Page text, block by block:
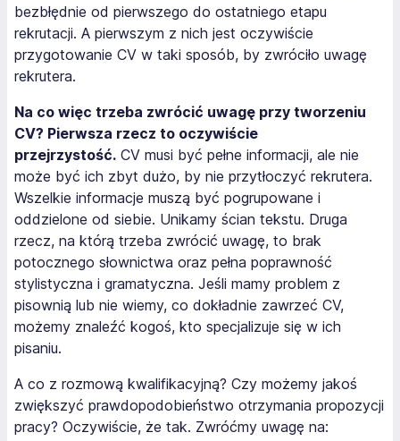
bezbłędnie od pierwszego do ostatniego etapu
rekrutacji. A pierwszym z nich jest oczywiście
przygotowanie CV w taki sposób, by zwróciło uwagę
rekrutera.
Na co więc trzeba zwrócić uwagę przy tworzeniu
CV? Pierwsza rzecz to oczywiście
przejrzystość. CV musi być pełne informacji, ale nie
może być ich zbyt dużo, by nie przytłoczyć rekrutera.
Wszelkie informacje muszą być pogrupowane i
oddzielone od siebie. Unikamy ścian tekstu. Druga
rzecz, na którą trzeba zwrócić uwagę, to brak
potocznego słownictwa oraz pełna poprawność
stylistyczna i gramatyczna. Jeśli mamy problem z
pisownią lub nie wiemy, co dokładnie zawrzeć CV,
możemy znaleźć kogoś, kto specjalizuje się w ich
pisaniu.
A co z rozmową kwalifikacyjną? Czy możemy jakoś
zwiększyć prawdopodobieństwo otrzymania propozycji
pracy? Oczywiście, że tak. Zwróćmy uwagę na: